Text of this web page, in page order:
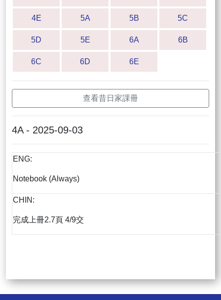
4E 5A 5B 5C
5D 5E 6A 6B
6C 6D 6E
查看昔日家課冊
4A - 2025-09-03
ENG:
Notebook (Always)
CHIN:
完成上冊2.7頁 4/9交